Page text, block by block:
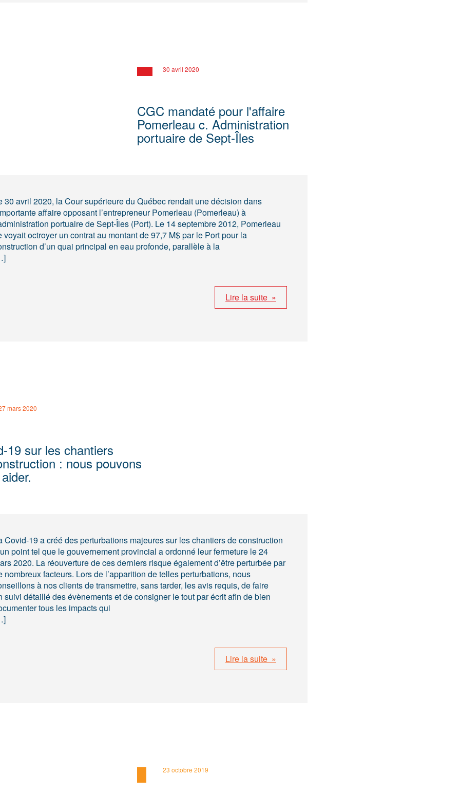
30 avril 2020
CGC mandaté pour l'affaire
Pomerleau c. Administration
portuaire de Sept-Îles
30 avril 2020, la Cour supérieure du Québec rendait une décision dans
affaire opposant l’entrepreneur Pomerleau (Pomerleau) à
portuaire de Sept-Îles (Port). Le 14 septembre 2012, Pomerleau
voyait octroyer un contrat au montant de 97,7 M$ par le Port pour la
d’un quai principal en eau profonde, parallèle à la
Lire la suite »
mars 2020
19 sur les chantiers
: nous pouvons
Covid-19 a créé des perturbations majeures sur les chantiers de construction
point tel que le gouvernement provincial a ordonné leur fermeture le 24
2020. La réouverture de ces derniers risque également d’être perturbée par
nombreux facteurs. Lors de l’apparition de telles perturbations, nous
à nos clients de transmettre, sans tarder, les avis requis, de faire
suivi détaillé des évènements et de consigner le tout par écrit afin de bien
tous les impacts qui
Lire la suite »
23 octobre 2019